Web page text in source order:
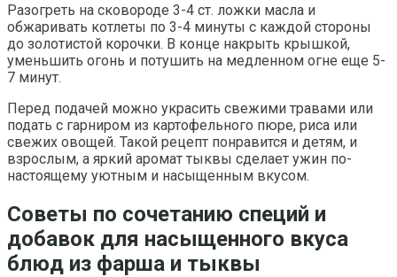
Разогреть на сковороде 3-4 ст. ложки масла и
обжаривать котлеты по 3-4 минуты с каждой стороны
до золотистой корочки. В конце накрыть крышкой,
уменьшить огонь и потушить на медленном огне еще 5-
7 минут.
Перед подачей можно украсить свежими травами или
подать с гарниром из картофельного пюре, риса или
свежих овощей. Такой рецепт понравится и детям, и
взрослым, а яркий аромат тыквы сделает ужин по-
настоящему уютным и насыщенным вкусом.
Советы по сочетанию специй и
добавок для насыщенного вкуса
блюд из фарша и тыквы